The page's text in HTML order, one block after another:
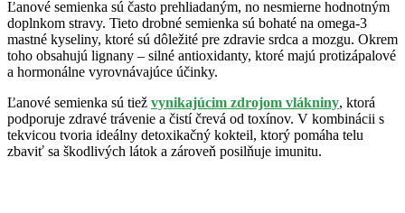
Ľanové semienka sú často prehliadaným, no nesmierne hodnotným
doplnkom stravy. Tieto drobné semienka sú bohaté na omega-3
mastné kyseliny, ktoré sú dôležité pre zdravie srdca a mozgu. Okrem
toho obsahujú lignany – silné antioxidanty, ktoré majú protizápalové
a hormonálne vyrovnávajúce účinky.
Ľanové semienka sú tiež vynikajúcim zdrojom vlákniny, ktorá
podporuje zdravé trávenie a čistí črevá od toxínov. V kombinácii s
tekvicou tvoria ideálny detoxikačný kokteil, ktorý pomáha telu
zbaviť sa škodlivých látok a zároveň posilňuje imunitu.